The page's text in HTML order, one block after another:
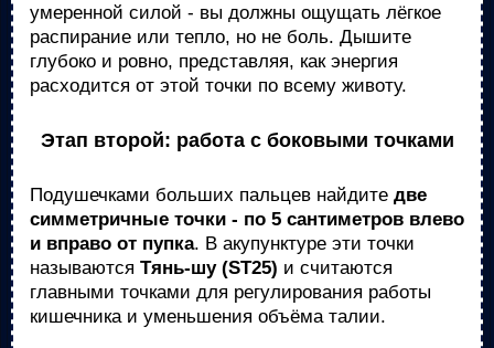
умеренной силой - вы должны ощущать лёгкое
распирание или тепло, но не боль. Дышите
глубоко и ровно, представляя, как энергия
расходится от этой точки по всему животу.
Этап второй: работа с боковыми точками
Подушечками больших пальцев найдите две
симметричные точки - по 5 сантиметров влево
и вправо от пупка. В акупунктуре эти точки
называются Тянь-шу (ST25) и считаются
главными точками для регулирования работы
кишечника и уменьшения объёма талии.